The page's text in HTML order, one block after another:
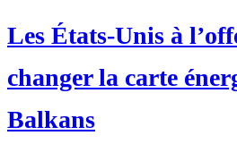
Les États-Unis à
changer la carte
Balkans